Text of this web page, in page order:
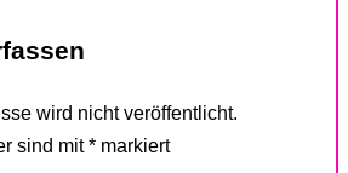
wird nicht veröffentlicht.
sind mit* markiert